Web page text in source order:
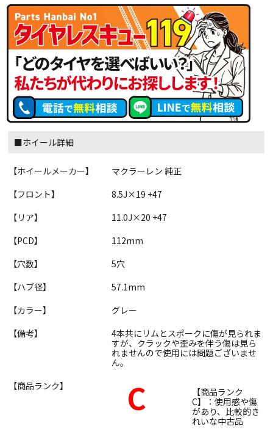
■ホイール詳細
【ホイールメーカー】
マクラーレン 純正
【フロント】
8.5J×19 +47
【リア】
11.0J×20 +47
【PCD】
112mm
【穴数】
5穴
【ハブ径】
57.1mm
【カラー】
グレー
【備考】
4本共にリムとスポークに傷が見られま
すが、クラックや歪みを伴う傷は見ら
れませんので使用には問題ございませ
ん。
【商品ランク】
C
【商品ランク
C】：使用感や傷
があり、比較的き
れいな中古品